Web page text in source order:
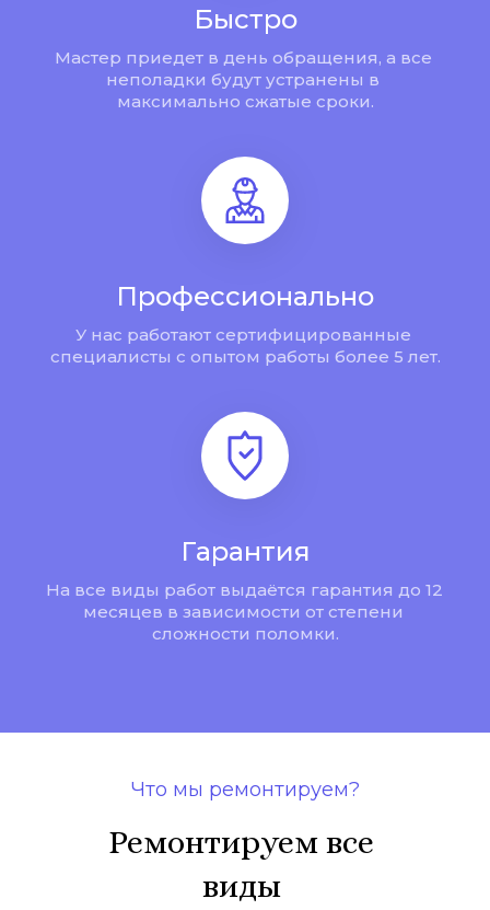
Быстро
Мастер приедет в день обращения, а все
неполадки будут устранены в
максимально сжатые сроки.
Профессионально
У нас работают сертифицированные
специалисты с опытом работы более 5 лет.
Гарантия
На все виды работ выдаётся гарантия до 12
месяцев в зависимости от степени
сложности поломки.
Что мы ремонтируем?
Ремонтируем все
виды